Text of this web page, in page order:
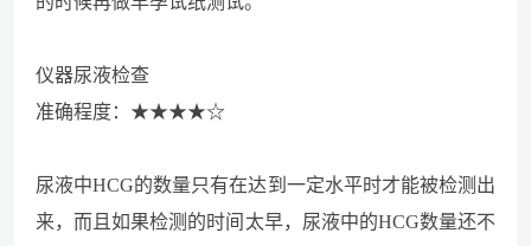
仪器尿液检查
准确程度：★★★★☆
尿液中HCG的数量只有在达到一定水平时才能被检测出
来，而且如果检测的时间太早，尿液中的HCG数量还不